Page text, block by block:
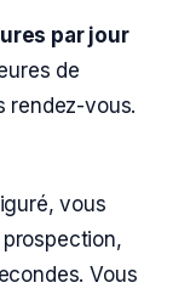
par jour
de
rendez-vous.
vous
Vous